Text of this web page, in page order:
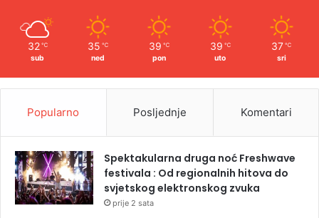
32 ℃
sub
35 ℃
ned
39 ℃
pon
39 ℃
uto
37 ℃
sri
Popularno Posljednje Komentari
Spektakularna druga noć Freshwave
festivala : Od regionalnih hitova do
svjetskog elektronskog zvuka
prije 2 sata